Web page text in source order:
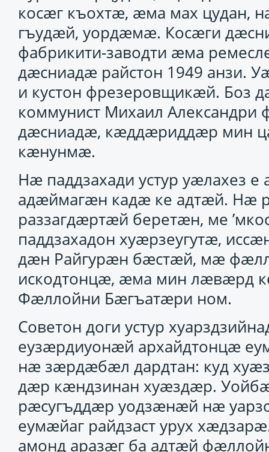
косӕг къохтӕ, ӕма мах
гъудӕй, уордӕмӕ. Косӕги
фабрикити-заводти ӕма
дӕсниадӕ райстон 1949 анзи.
и кустон фрезеровщикӕй. Боз
коммунист Михаил Александри
дӕсниадӕ, кӕддӕриддӕр мин
кӕнунмӕ.
Нӕ паддзахади устур уӕлахез
адӕймагӕн кадӕ ке адтӕй. Нӕ
раззагдӕртӕй беретӕн, ме
паддзахадон хуӕрзеугутӕ,
дӕн Райгурӕн бӕстӕй, мӕ
искодтонцӕ, ӕма мин лӕвӕрд
Фӕллойни Бӕгъатӕри ном.
Советон доги устур
еузӕрдиуонӕй архайдтонцӕ
нӕ зӕрдӕбӕл дардтан: куд
дӕр кӕндзинан хуӕздӕр.
рӕсугъддӕр уодзӕнӕй нӕ
еумӕйаг райдзаст урух
амонд аразӕг ба адтӕй